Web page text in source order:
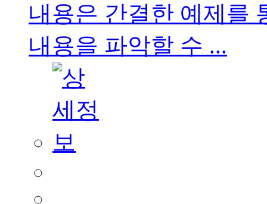
내용은 간결한 예제를
내용을 파악할 수 ...